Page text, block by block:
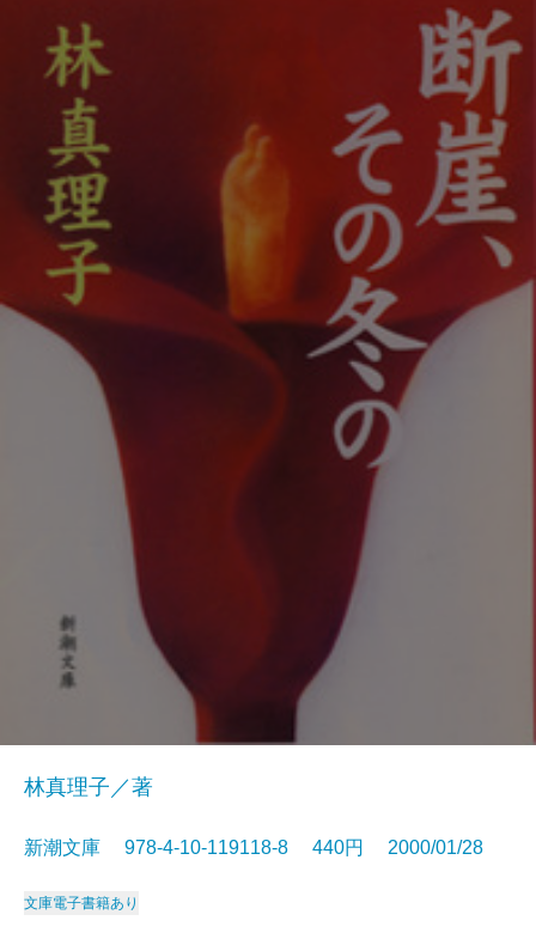
林真理子／著
新潮文庫 978-4-10-119118-8 440円 2000/01/28
文庫電子書籍あり